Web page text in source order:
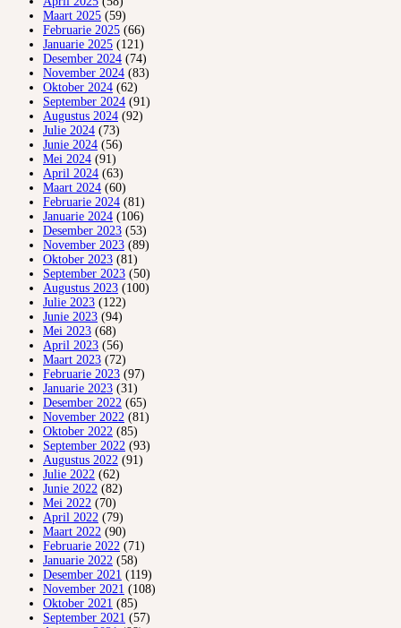
Maart 2025 (59)
Februarie 2025 (66)
Januarie 2025 (121)
Desember 2024 (74)
November 2024 (83)
Oktober 2024 (62)
September 2024 (91)
Augustus 2024 (92)
Julie 2024 (73)
Junie 2024 (56)
Mei 2024 (91)
April 2024 (63)
Maart 2024 (60)
Februarie 2024 (81)
Januarie 2024 (106)
Desember 2023 (53)
November 2023 (89)
Oktober 2023 (81)
September 2023 (50)
Augustus 2023 (100)
Julie 2023 (122)
Junie 2023 (94)
Mei 2023 (68)
April 2023 (56)
Maart 2023 (72)
Februarie 2023 (97)
Januarie 2023 (31)
Desember 2022 (65)
November 2022 (81)
Oktober 2022 (85)
September 2022 (93)
Augustus 2022 (91)
Julie 2022 (62)
Junie 2022 (82)
Mei 2022 (70)
April 2022 (79)
Maart 2022 (90)
Februarie 2022 (71)
Januarie 2022 (58)
Desember 2021 (119)
November 2021 (108)
Oktober 2021 (85)
September 2021 (57)